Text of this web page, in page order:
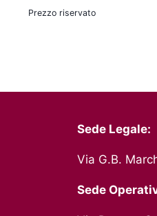
Prezzo riservato
Sede Legale:
Via G.B.
Sede